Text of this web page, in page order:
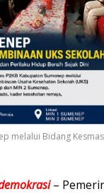
melalui Bidang
–